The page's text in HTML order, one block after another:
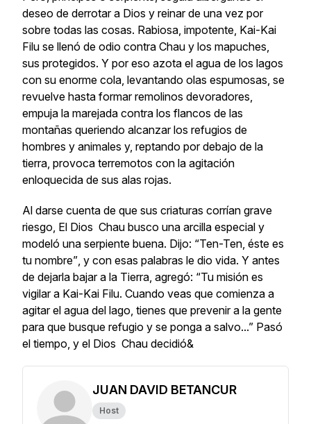
deseo de derrotar a Dios y reinar de una vez por
sobre todas las cosas. Rabiosa, impotente, Kai-Kai
Filu se llenó de odio contra Chau y los mapuches,
sus protegidos. Y por eso azota el agua de los lagos
con su enorme cola, levantando olas espumosas, se
revuelve hasta formar remolinos devoradores,
empuja la marejada contra los flancos de las
montañas queriendo alcanzar los refugios de
hombres y animales y, reptando por debajo de la
tierra, provoca terremotos con la agitación
enloquecida de sus alas rojas.
Al darse cuenta de que sus criaturas corrían grave
riesgo, El Dios Chau busco una arcilla especial y
modeló una serpiente buena. Dijo: “Ten-Ten, éste es
tu nombre”, y con esas palabras le dio vida. Y antes
de dejarla bajar a la Tierra, agregó: “Tu misión es
vigilar a Kai-Kai Filu. Cuando veas que comienza a
agitar el agua del lago, tienes que prevenir a la gente
para que busque refugio y se ponga a salvo...” Pasó
el tiempo, y el Dios Chau decidió&
JUAN DAVID BETANCUR
Host